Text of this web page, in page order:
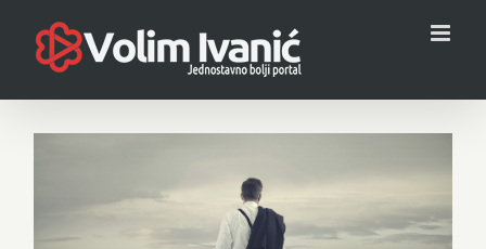
content